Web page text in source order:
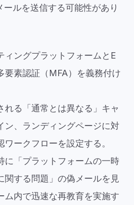
ルを送信する可能性があり
ィングプラットフォームとE
要素認証（MFA）を義務付け
れる「通常とは異なる」キャ
ン、ランディングページに対
ワークフローを設定する。
に「プラットフォームの一時
関する問題」の偽メールを見
ム内で迅速な再教育を実施す